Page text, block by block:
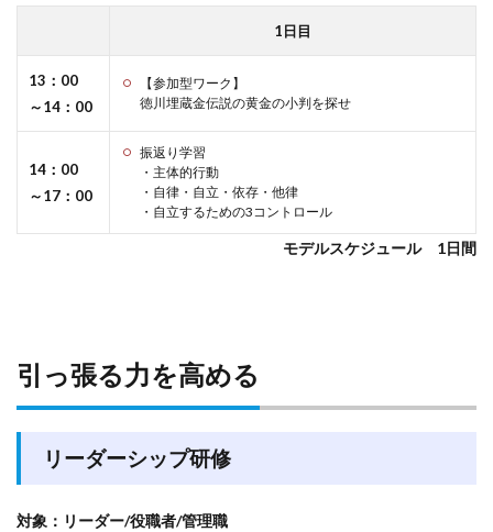
1日目
13：00
～14：00
【参加型ワーク】
徳川埋蔵金伝説の黄金の小判を探せ
14：00
～17：00
振返り学習
・主体的行動
・自律・自立・依存・他律
・自立するための3コントロール
モデルスケジュール 1日間
引っ張る力を高める
リーダーシップ研修
対象：リーダー/役職者/管理職